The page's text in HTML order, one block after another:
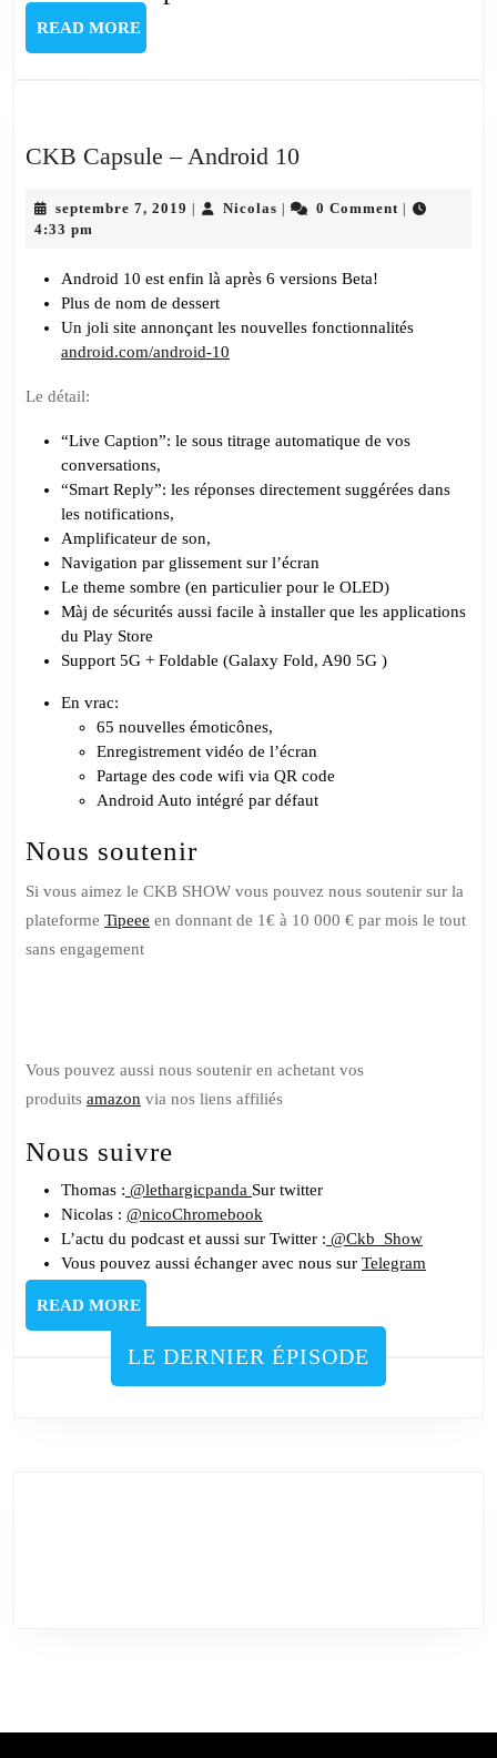
READ MOREREAD
MORE
CKB Capsule – Android 10CKB
–
10
septembre 7, 2019 septembre
NicolasNicolas0 Comment
4:33 pm
Android 10 est enfin là après 6 versions Beta!
Plus de nom de dessert
Un joli site annonçant les nouvelles fonctionnalités
android.com/android-10
Le détail:
“Live Caption”: le sous titrage automatique de vos
conversations,
“Smart Reply”: les réponses directement suggérées dans
les notifications,
Amplificateur de son,
Navigation par glissement sur l’écran
Le theme sombre (en particulier pour le OLED)
Màj de sécurités aussi facile à installer que les applications
du Play Store
Support 5G + Foldable (Galaxy Fold, A90 5G )
En vrac:
65 nouvelles émoticônes,
Enregistrement vidéo de l’écran
Partage des code wifi via QR code
Android Auto intégré par défaut
Nous soutenir
Si vous aimez le CKB SHOW vous pouvez nous soutenir sur la
plateforme Tipeee en donnant de 1€ à 10 000 € par mois le tout
sans engagement
Vous pouvez aussi nous soutenir en achetant vos
produits amazon via nos liens affiliés
Nous suivre
Thomas : @lethargicpanda Sur twitter
Nicolas : @nicoChromebook
L’actu du podcast et aussi sur Twitter : @Ckb_Show
Vous pouvez aussi échanger avec nous sur Telegram
READ MOREREAD
MORE
LE DERNIER ÉPISODE